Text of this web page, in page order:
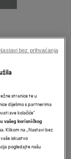
napa
stranice te u
dijelimo s partnerima
sve kolačiće”
vašeg korisničkog
Klikom na „Nastavi bez
iskustvo
pogledajte našu
bez prihvaćanja